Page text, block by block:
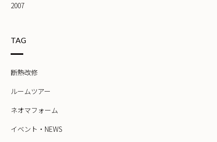
2007
TAG
断熱改修
ルームツアー
ネオマフォーム
イベント・NEWS